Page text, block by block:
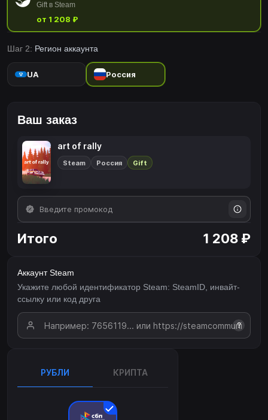
Gift в Steam
от 1 208 ₽
Шаг 2: Регион аккаунта
UA Россия
Ваш заказ
art of rally
Steam Россия Gift
Итого 1 208 ₽
Аккаунт Steam
Укажите любой идентификатор Steam: SteamID, инвайт-
ссылку или код друга
?
РУБЛИ КРИПТА